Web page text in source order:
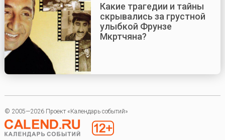
Какие трагедии и тайны
скрывались за грустной
улыбкой Фрунзе
Мкртчяна?
© 2005—2026 Проект «Календарь событий»